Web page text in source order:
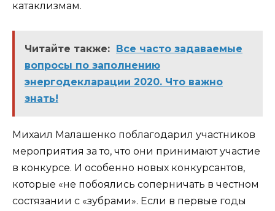
катаклизмам.
Читайте также: Все часто задаваемые
вопросы по заполнению
энергодекларации 2020. Что важно
знать!
Михаил Малашенко поблагодарил участников
мероприятия за то, что они принимают участие
в конкурсе. И особенно новых конкурсантов,
которые «не побоялись соперничать в честном
состязании с «зубрами». Если в первые годы